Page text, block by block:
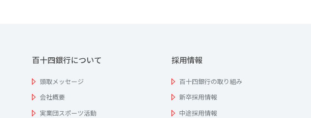
百十四銀行について
頭取メッセージ
会社概要
実業団スポーツ活動
採用情報
百十四銀行の取り組み
新卒採用情報
中途採用情報